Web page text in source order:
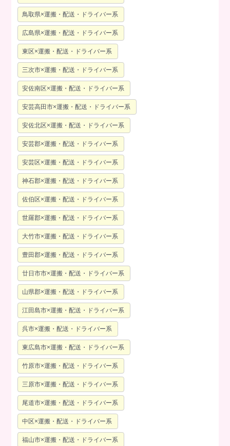
鳥取県×運搬・配送・ドライバー系
広島県×運搬・配送・ドライバー系
東区×運搬・配送・ドライバー系
三次市×運搬・配送・ドライバー系
安佐南区×運搬・配送・ドライバー系
安芸高田市×運搬・配送・ドライバー系
安佐北区×運搬・配送・ドライバー系
安芸郡×運搬・配送・ドライバー系
安芸区×運搬・配送・ドライバー系
神石郡×運搬・配送・ドライバー系
佐伯区×運搬・配送・ドライバー系
世羅郡×運搬・配送・ドライバー系
大竹市×運搬・配送・ドライバー系
豊田郡×運搬・配送・ドライバー系
廿日市市×運搬・配送・ドライバー系
山県郡×運搬・配送・ドライバー系
江田島市×運搬・配送・ドライバー系
呉市×運搬・配送・ドライバー系
東広島市×運搬・配送・ドライバー系
竹原市×運搬・配送・ドライバー系
三原市×運搬・配送・ドライバー系
尾道市×運搬・配送・ドライバー系
中区×運搬・配送・ドライバー系
福山市×運搬・配送・ドライバー系